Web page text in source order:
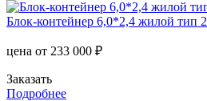
Блок-контейнер 6,0*2,4 жилой тип 2
цена от 233 000 ₽
Заказать
Подробнее